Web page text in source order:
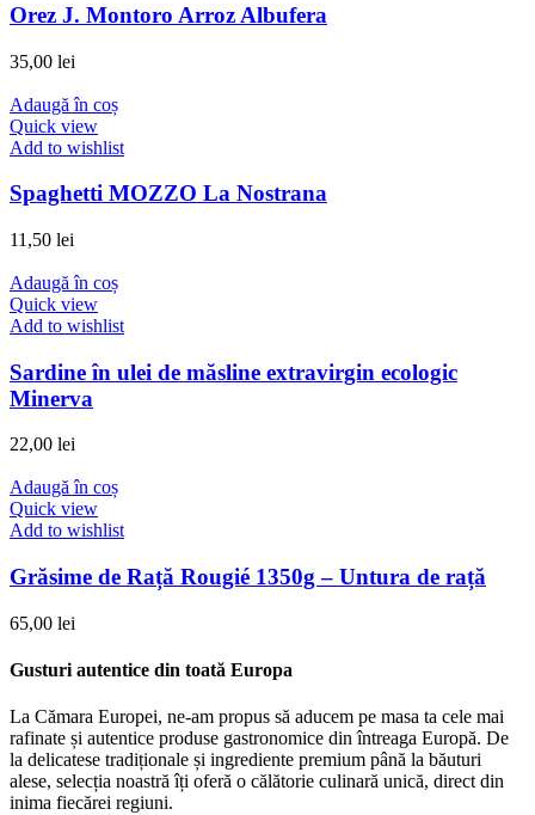
Orez J. Montoro Arroz Albufera
35,00 lei
Adaugă în coș
Quick view
Add to wishlist
Spaghetti MOZZO La Nostrana
11,50 lei
Adaugă în coș
Quick view
Add to wishlist
Sardine în ulei de măsline extravirgin ecologic
Minerva
22,00 lei
Adaugă în coș
Quick view
Add to wishlist
Grăsime de Rață Rougié 1350g – Untura de rață
65,00 lei
Gusturi autentice din toată Europa​
La Cămara Europei, ne-am propus să aducem pe masa ta cele mai
rafinate și autentice produse gastronomice din întreaga Europă. De
la delicatese tradiționale și ingrediente premium până la băuturi
alese, selecția noastră îți oferă o călătorie culinară unică, direct din
inima fiecărei regiuni.